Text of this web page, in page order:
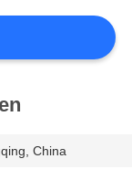
China